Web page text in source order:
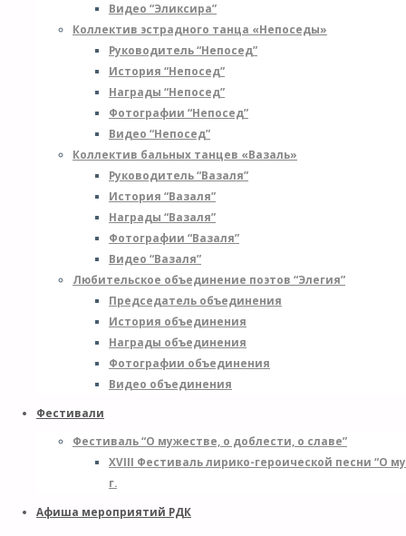
Видео “Эликсира”
Коллектив эстрадного танца «Непоседы»
Руководитель “Непосед”
История “Непосед”
Награды “Непосед”
Фотографии “Непосед”
Видео “Непосед”
Коллектив бальных танцев «Вазаль»
Руководитель “Вазаля”
История “Вазаля”
Награды “Вазаля”
Фотографии “Вазаля”
Видео “Вазаля”
Любительское объединение поэтов “Элегия”
Председатель объединения
История объединения
Награды объединения
Фотографии объединения
Видео объединения
Фестивали
Фестиваль “О мужестве, о доблести, о славе”
XVIII Фестиваль лирико-героической песни “О
г.
Афиша мероприятий РДК